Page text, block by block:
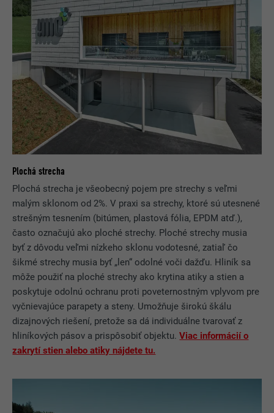
Plochá strecha
Plochá strecha je všeobecný pojem pre strechy s veľmi
malým sklonom od 2%. V praxi sa strechy, ktoré sú utesnené
strešným tesnením (bitúmen, plastová fólia, EPDM atď.),
často označujú ako ploché strechy. Ploché strechy musia
byť z dôvodu veľmi nízkeho sklonu vodotesné, zatiaľ čo
šikmé strechy musia byť „len“ odolné voči dažďu. Hliník sa
môže použiť na ploché strechy ako krytina atiky a stien a
poskytuje odolnú ochranu proti poveternostným vplyvom pre
vyčnievajúce parapety a steny. Umožňuje širokú škálu
dizajnových riešení, pretože sa dá individuálne tvarovať z
hliníkových pásov a prispôsobiť objektu.Viac informácií o
zakrytí stien alebo atiky nájdete tu.